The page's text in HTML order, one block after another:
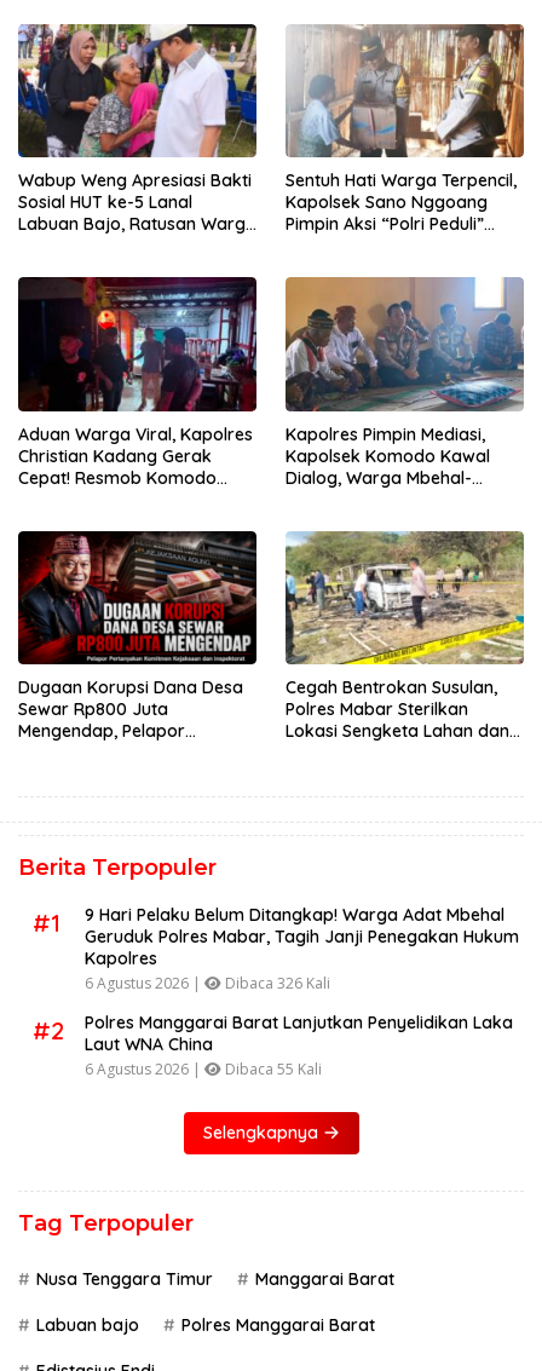
Wabup Weng Apresiasi Bakti
Sosial HUT ke-5 Lanal
Labuan Bajo, Ratusan Warga
Sentuh Hati Warga Terpencil,
Kapolsek Sano Nggoang
Pimpin Aksi “Polri Peduli”
Aduan Warga Viral, Kapolres
Christian Kadang Gerak
Cepat! Resmob Komodo
Kapolres Pimpin Mediasi,
Kapolsek Komodo Kawal
Dialog, Warga Mbehal-
Dugaan Korupsi Dana Desa
Sewar Rp800 Juta
Mengendap, Pelapor
Cegah Bentrokan Susulan,
Polres Mabar Sterilkan
Lokasi Sengketa Lahan dan
Berita Terpopuler
#1
9 Hari Pelaku Belum Ditangkap! Warga Adat Mbehal
Geruduk Polres Mabar, Tagih Janji Penegakan Hukum
Kapolres
6 Agustus 2026 | Dibaca 326 Kali
#2
Polres Manggarai Barat Lanjutkan Penyelidikan Laka
Laut WNA China
6 Agustus 2026 | Dibaca 55 Kali
Selengkapnya
Tag Terpopuler
Nusa Tenggara Timur Manggarai Barat
Labuan bajo Polres Manggarai Barat